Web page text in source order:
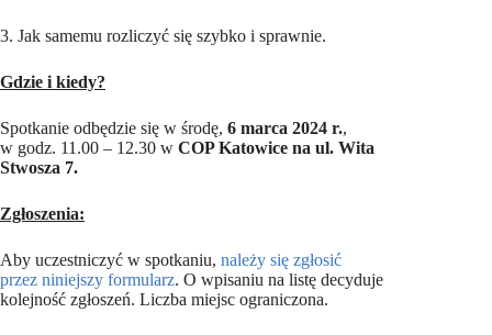
3. Jak samemu rozliczyć się szybko i sprawnie.
Gdzie i kiedy?
Spotkanie odbędzie się w środę, 6 marca 2024 r.,
w godz. 11.00 – 12.30 w COP Katowice na ul. Wita
Stwosza 7.
Zgłoszenia:
Aby uczestniczyć w spotkaniu, należy się zgłosić
przez niniejszy formularz. O wpisaniu na listę decyduje
kolejność zgłoszeń. Liczba miejsc ograniczona.